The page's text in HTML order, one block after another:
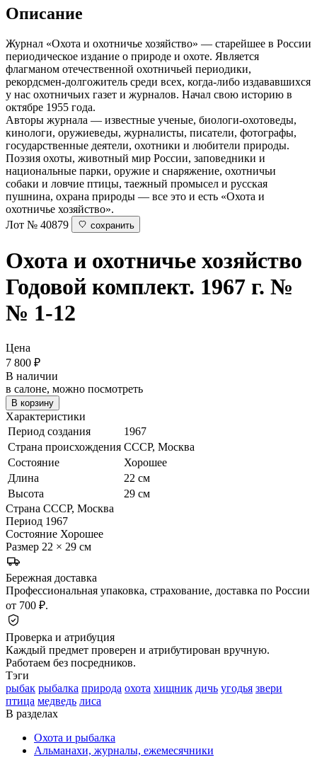
Описание
Журнал «Охота и охотничье хозяйство» — старейшее в России
периодическое издание о природе и охоте. Является
флагманом отечественной охотничьей периодики,
рекордсмен-долгожитель среди всех, когда-либо издававшихся
у нас охотничьих газет и журналов. Начал свою историю в
октябре 1955 года.
Авторы журнала — известные ученые, биологи-охотоведы,
кинологи, оружиеведы, журналисты, писатели, фотографы,
государственные деятели, охотники и любители природы.
Поэзия охоты, животный мир России, заповедники и
национальные парки, оружие и снаряжение, охотничьи
собаки и ловчие птицы, таежный промысел и русская
пушнина, охрана природы — все это и есть «Охота и
охотничье хозяйство».
Лот № 40879
сохранить
Охота и охотничье хозяйство
Годовой комплект. 1967 г. №
№ 1-12
Цена
7 800 ₽
В наличии
в салоне, можно посмотреть
В корзину
Характеристики
Период создания
1967
Страна происхождения СССР, Москва
Состояние
Хорошее
Длина
22 см
Высота
29 см
Страна СССР, Москва
Период 1967
Состояние Хорошее
Размер 22 × 29 см
Бережная доставка
Профессиональная упаковка, страхование, доставка по России
от 700 ₽.
Проверка и атрибуция
Каждый предмет проверен и атрибутирован вручную.
Работаем без посредников.
Тэги
рыбак рыбалка природа охота хищник дичь угодья звери
птица медведь лиса
В разделах
Охота и рыбалка
Альманахи, журналы, ежемесячники